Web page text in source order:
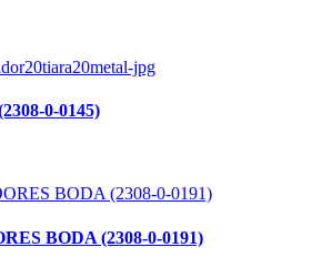
0-0145)
BODA (2308-0-0191)